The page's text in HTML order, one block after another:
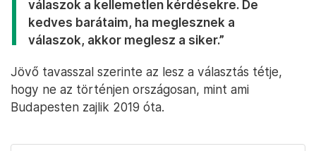
válaszok a kellemetlen kérdésekre. De
kedves barátaim, ha meglesznek a
válaszok, akkor meglesz a siker.”
Jövő tavasszal szerinte az lesz a választás tétje,
hogy ne az történjen országosan, mint ami
Budapesten zajlik 2019 óta.